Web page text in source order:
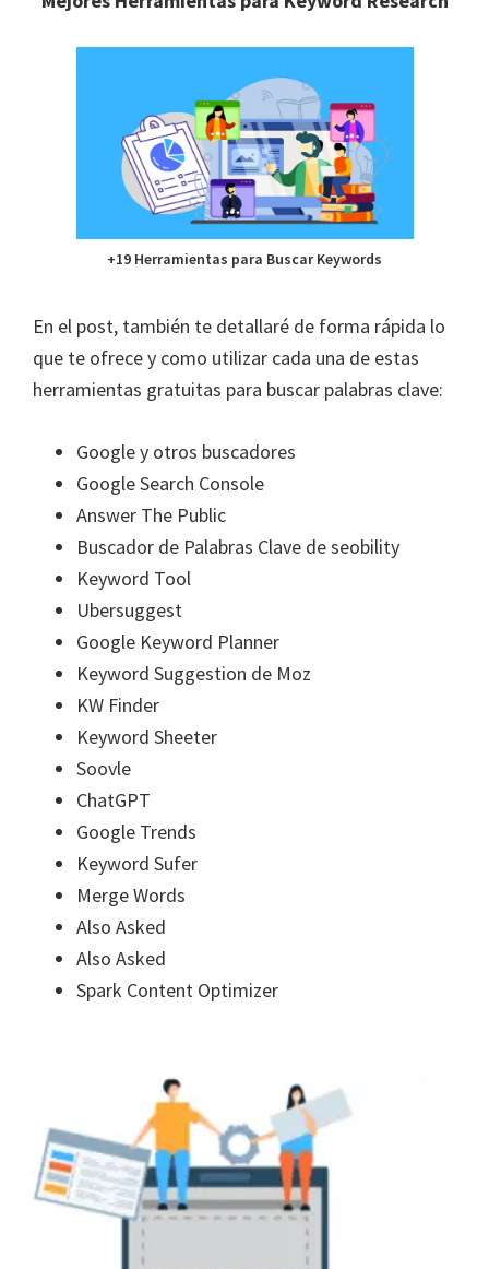
+19 Herramientas para Buscar Keywords
En el post, también te detallaré de forma rápida lo
que te ofrece y como utilizar cada una de estas
herramientas gratuitas para buscar palabras clave:
Google y otros buscadores
Google Search Console
Answer The Public
Buscador de Palabras Clave de seobility
Keyword Tool
Ubersuggest
Google Keyword Planner
Keyword Suggestion de Moz
KW Finder
Keyword Sheeter
Soovle
ChatGPT
Google Trends
Keyword Sufer
Merge Words
Also Asked
Also Asked
Spark Content Optimizer